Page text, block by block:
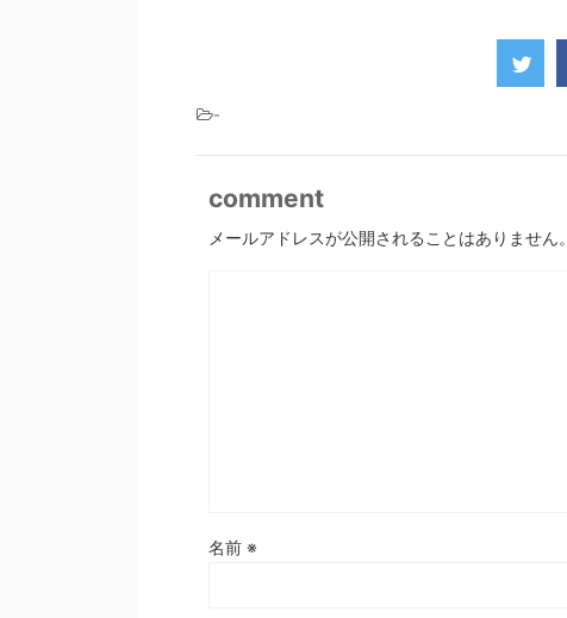
-
comment
メールアドレスが公開されることはありません。
名前 ※